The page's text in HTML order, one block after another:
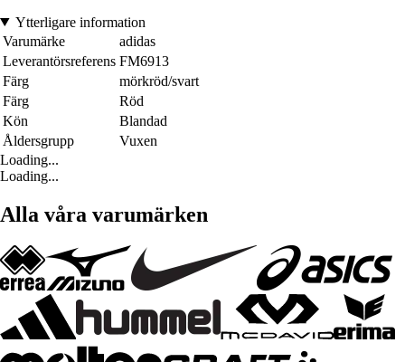
Ytterligare information
Varumärke
adidas
Leverantörsreferens FM6913
Färg
mörkröd/svart
Färg
Röd
Kön
Blandad
Åldersgrupp
Vuxen
Loading...
Loading...
Alla våra varumärken